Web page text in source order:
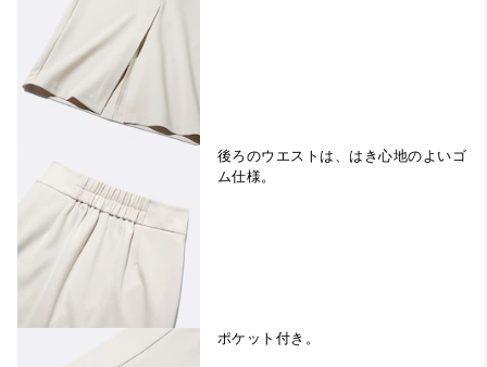
後ろのウエストは、はき心地のよいゴ
ム仕様。
ポケット付き。